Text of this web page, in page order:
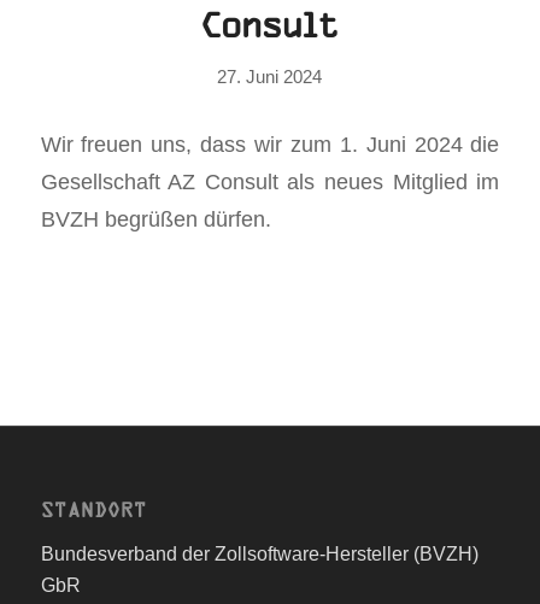
Consult
27. Juni 2024
Wir freuen uns, dass wir zum 1. Juni 2024 die
Gesellschaft AZ Consult als neues Mitglied im
BVZH begrüßen dürfen.
STANDORT
Bundesverband der Zollsoftware-Hersteller (BVZH)
GbR